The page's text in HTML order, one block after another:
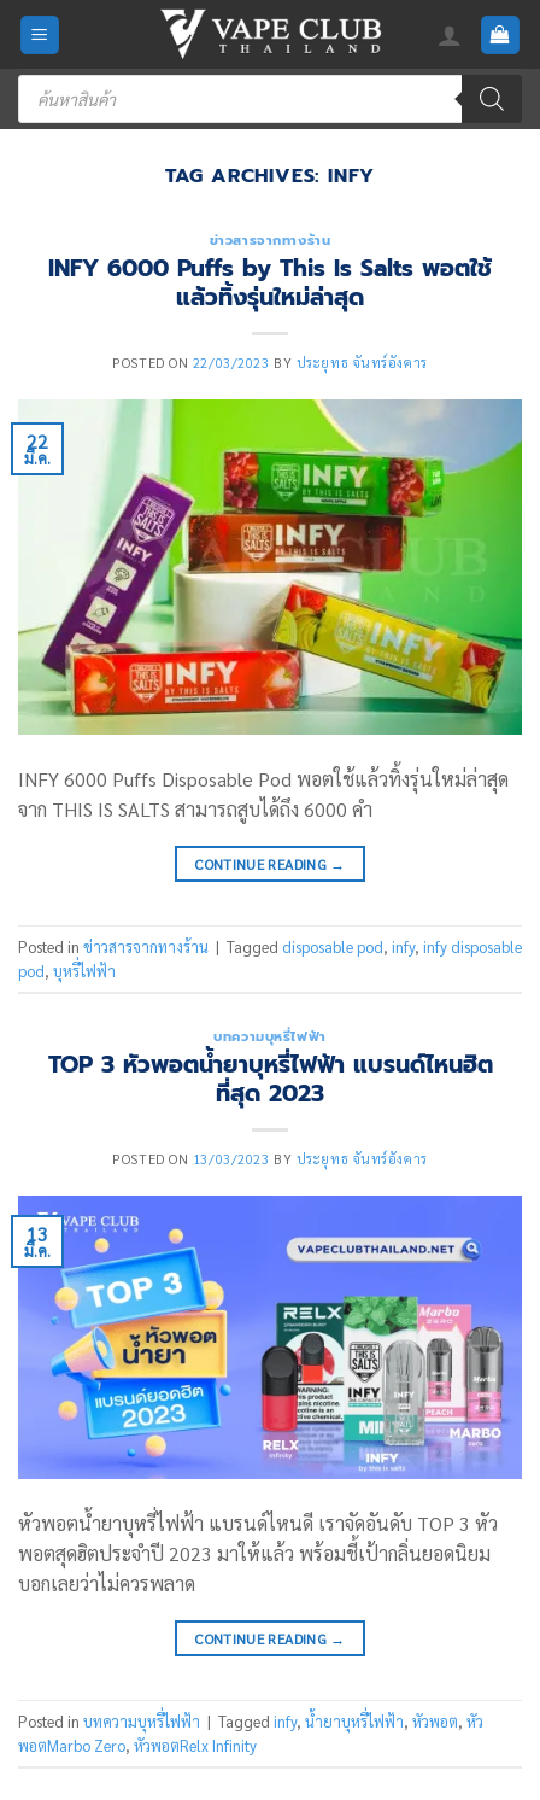
Skip
content
Products
search
TAG ARCHIVES: INFY
ข่าวสารจากทางร้าน
INFY 6000 Puffs by This Is Salts พอตใช้
แล้วทิ้งรุ่นใหม่ล่าสุด
POSTED ON 22/03/2023 BY ประยุทธ จันทร์อังคาร
22
มี.ค.
INFY 6000 Puffs Disposable Pod พอตใช้แล้วทิ้งรุ่นใหม่ล่าสุด
จาก THIS IS SALTS สามารถสูบได้ถึง 6000 คำ
CONTINUE READING →
Posted in ข่าวสารจากทางร้าน | Tagged disposable pod, infy, infy disposable
pod, บุหรี่ไฟฟ้า
บทความบุหรี่ไฟฟ้า
TOP 3 หัวพอตน้ำยาบุหรี่ไฟฟ้า แบรนด์ไหนฮิต
ที่สุด 2023
POSTED ON 13/03/2023 BY ประยุทธ จันทร์อังคาร
13
มี.ค.
หัวพอตน้ำยาบุหรี่ไฟฟ้า แบรนด์ไหนดี เราจัดอันดับ TOP 3 หัว
พอตสุดฮิตประจำปี 2023 มาให้แล้ว พร้อมชี้เป้ากลิ่นยอดนิยม
บอกเลยว่าไม่ควรพลาด
CONTINUE READING →
Posted in บทความบุหรี่ไฟฟ้า | Tagged infy, น้ำยาบุหรี่ไฟฟ้า, หัวพอต, หัว
พอตMarbo Zero, หัวพอตRelx Infinity